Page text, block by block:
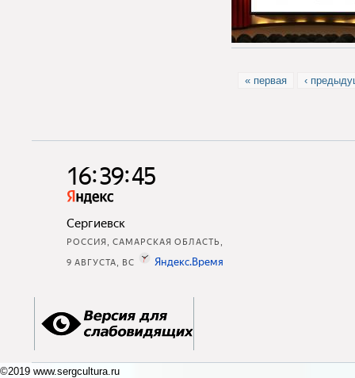
Страницы
« первая ‹
©2019 www.sergcultura.ru